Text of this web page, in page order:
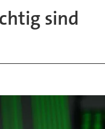
sind